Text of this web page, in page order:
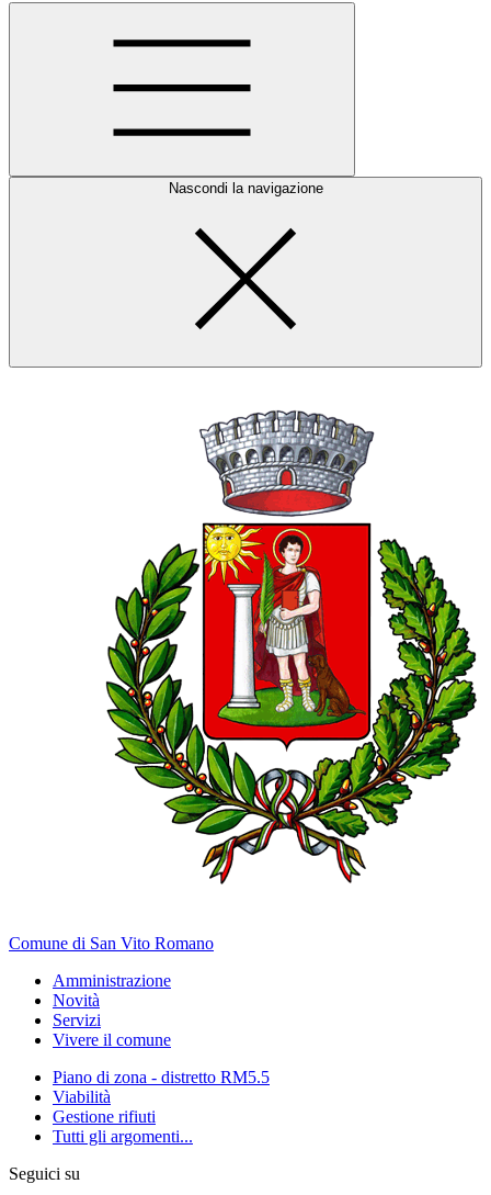
Nascondi la navigazione
Comune di San Vito Romano
Amministrazione
Novità
Servizi
Vivere il comune
Piano di zona - distretto RM5.5
Viabilità
Gestione rifiuti
Tutti gli argomenti...
Seguici su